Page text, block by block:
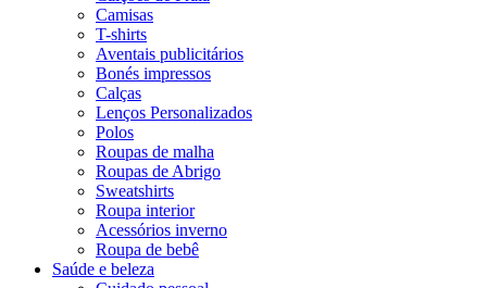
Camisas
T-shirts
Aventais publicitários
Bonés impressos
Calças
Lenços Personalizados
Polos
Roupas de malha
Roupas de Abrigo
Sweatshirts
Roupa interior
Acessórios inverno
Roupa de bebê
Saúde e beleza